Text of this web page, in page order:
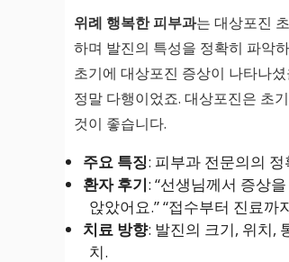
위례 행복한 피부과는 대상포진
하며 발진의 특성을 정확히 파악
초기에 대상포진 증상이 나타나
정말 다행이었죠. 대상포진은 초
것이 좋습니다.
주요 특징: 피부과 전문의의
환자 후기: “선생님께서 증상
앉았어요.” “접수부터 진료
치료 방향: 발진의 크기, 위치,
치.